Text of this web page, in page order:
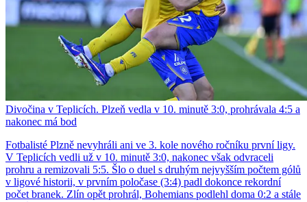
Divočina v Teplicích. Plzeň vedla v 10. minutě 3:0, prohrávala 4:5 a
nakonec má bod
Fotbalisté Plzně nevyhráli ani ve 3. kole nového ročníku první ligy.
V Teplicích vedli už v 10. minutě 3:0, nakonec však odvraceli
prohru a remizovali 5:5. Šlo o duel s druhým nejvyšším počtem gólů
v ligové historii, v prvním poločase (3:4) padl dokonce rekordní
počet branek. Zlín opět prohrál, Bohemians podlehl doma 0:2 a stále